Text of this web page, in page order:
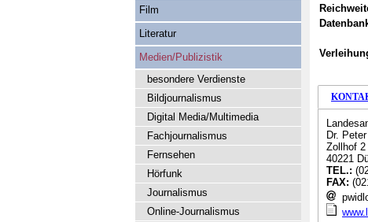
Dr.
Zollhof 2
40221
TEL.:
FAX:
Film
Literatur
Medien/Publizistik
besondere Verdienste
Bildjournalismus
Digital Media/Multimedia
Fachjournalismus
Fernsehen
Hörfunk
Journalismus
Online-Journalismus